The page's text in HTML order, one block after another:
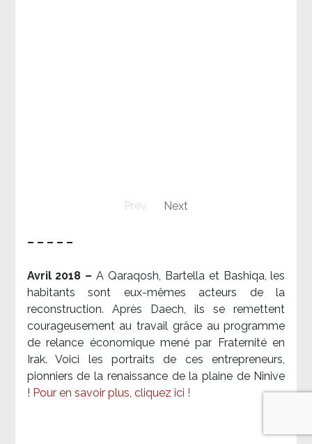
Prev Next
– – – – –
Avril 2018 –A Qaraqosh, Bartella et Bashiqa, les
habitants sont eux-mêmes acteurs de la
reconstruction. Après Daech, ils se remettent
courageusement au travail grâce au programme
de relance économique mené par Fraternité en
Irak. Voici les portraits de ces entrepreneurs,
pionniers de la renaissance de la plaine de Ninive
! Pour en savoir plus, cliquez ici !